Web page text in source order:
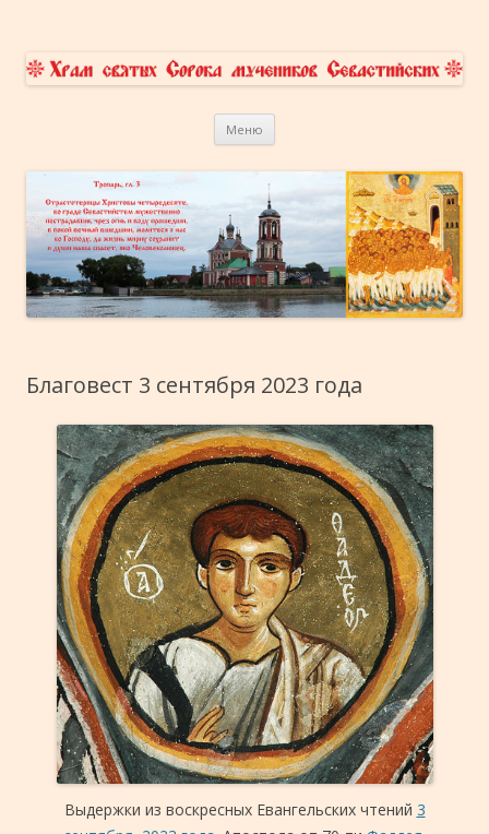
Севастийских в Переславле-
Залесском
Меню
Благовест 3 сентября 2023 года
Выдержки из воскресных Евангельских чтений 3